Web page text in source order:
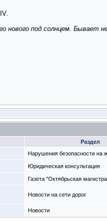
под солнцем. Бывает
Раздел
Нарушения безопасности на
Юридическая консультация
Газета "Октябрьская
Новости на сети дорог
Новости